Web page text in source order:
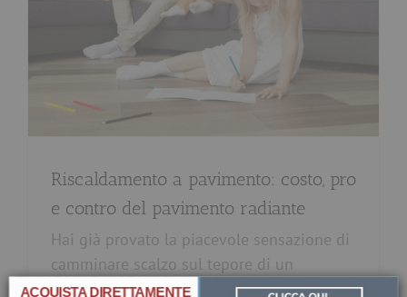
Riscaldamento a pavimento: costo, pro
e contro del pavimento radiante
Hai già provato la piacevole sensazione di
camminare scalzo sul tepore di un
pavimento riscaldato? Sei stato a [...]
ACQUISTA DIRETTAMENTE